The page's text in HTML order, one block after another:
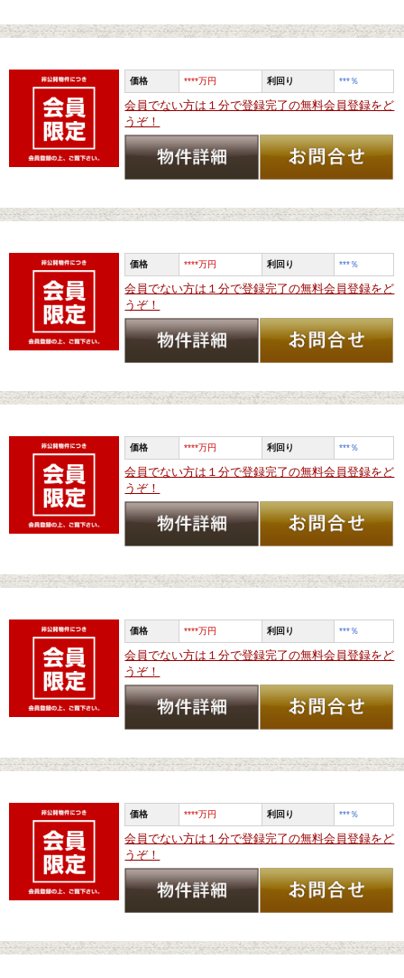
価格 ****万円 利回り ***％
会員でない方は１分で登録完了の無料会員登録をど
うぞ！
価格 ****万円 利回り ***％
会員でない方は１分で登録完了の無料会員登録をど
うぞ！
価格 ****万円 利回り ***％
会員でない方は１分で登録完了の無料会員登録をど
うぞ！
価格 ****万円 利回り ***％
会員でない方は１分で登録完了の無料会員登録をど
うぞ！
価格 ****万円 利回り ***％
会員でない方は１分で登録完了の無料会員登録をど
うぞ！